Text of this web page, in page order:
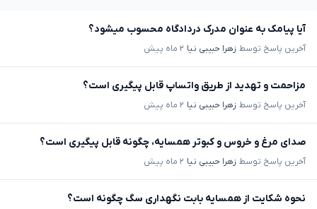
آیا پیامک به عنوان مدرک دردادگاه محسوب میشود؟
آخرین پاسخ توسط زهرا حبیبی نیا ۲ ماه پیش
مزاحمت و تهدید از طریق واتساپ قابل پیگیری است؟
آخرین پاسخ توسط زهرا حبیبی نیا ۲ ماه پیش
صدای مرغ و خروس و کبوتر همسایه، چگونه قابل پیگیری است؟
آخرین پاسخ توسط زهرا حبیبی نیا ۲ ماه پیش
نحوه شکایت از همسایه بابت نگهداری سگ چگونه است؟